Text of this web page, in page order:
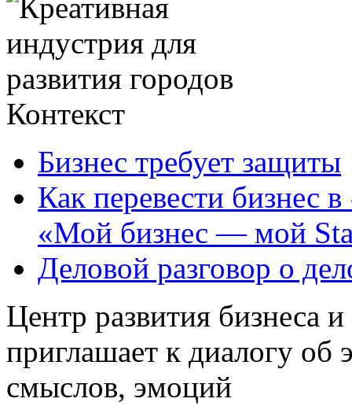
Контекст
Бизнес требует защиты
Как перевести бизнес
«Мой бизнес — мой
Деловой разговор о
Центр развития бизнеса
приглашает к диалогу об
смыслов, эмоций